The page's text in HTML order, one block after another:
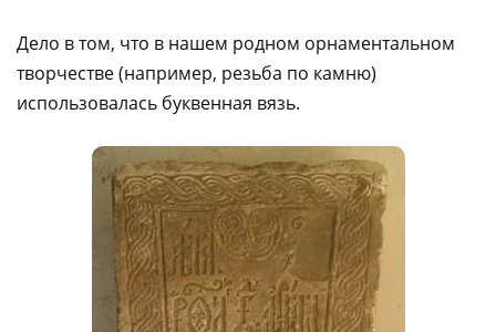
Дело в том, что в нашем родном орнаментальном
творчестве (например, резьба по камню)
использовалась буквенная вязь.